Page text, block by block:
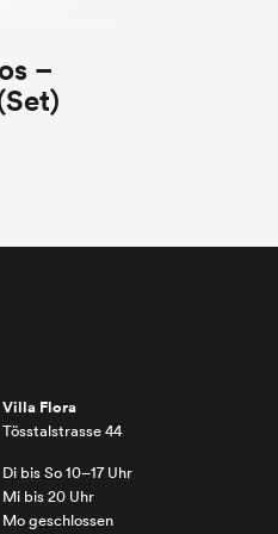
–
Villa Flora
Tösstalstrasse 44
Di bis So 10–17 Uhr
Mi bis 20 Uhr
Mo geschlossen